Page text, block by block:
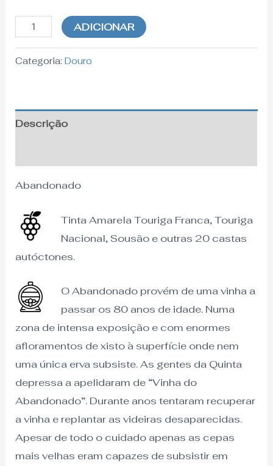
ADICIONAR
Categoria:Douro
Descrição
Abandonado
Tinta Amarela Touriga Franca, Touriga
Nacional, Sousão e outras 20 castas
autóctones.
O Abandonado provém de uma vinha a
passar os 80 anos de idade. Numa
zona de intensa exposição e com enormes
afloramentos de xisto à superfície onde nem
uma única erva subsiste. As gentes da Quinta
depressa a apelidaram de “Vinha do
Abandonado”. Durante anos tentaram recuperar
a vinha e replantar as videiras desaparecidas.
Apesar de todo o cuidado apenas as cepas
mais velhas eram capazes de subsistir em